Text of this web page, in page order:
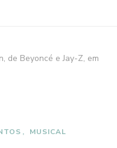
de Beyoncé e Jay-Z, em
MUSICAL